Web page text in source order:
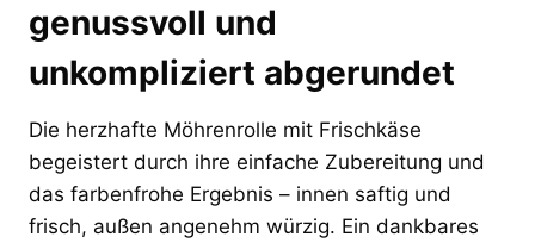
genussvoll und
unkompliziert abgerundet
Die herzhafte Möhrenrolle mit Frischkäse
begeistert durch ihre einfache Zubereitung und
das farbenfrohe Ergebnis – innen saftig und
frisch, außen angenehm würzig. Ein dankbares